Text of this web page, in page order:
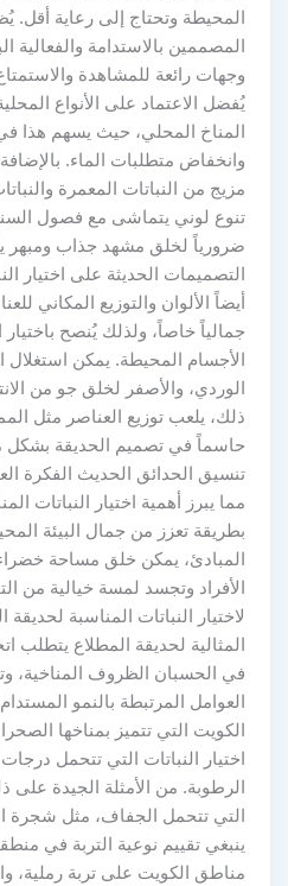
المحيطة وتحتاج إلى رعاية أقل.
المصممين بالاستدامة والفعالية
وجهات رائعة للمشاهدة
يُفضل الاعتماد على الأنواع
المناخ المحلي، حيث يسهم هذا
وانخفاض متطلبات الماء.
مزيج من النباتات المعمرة
تنوع لوني يتماشى مع فصول السنة
ضرورياً لخلق مشهد جذاب ومبهر
التصميمات الحديثة على اختيار
أيضاً الألوان والتوزيع المكاني
جمالياً خاصاً، ولذلك يُنصح باختيار
الأجسام المحيطة. يمكن استغلال
الوردي، والأصفر لخلق جو من
ذلك، يلعب توزيع العناصر مثل
حاسماً في تصميم الحديقة بشكل
تنسيق الحدائق الحديث الفكرة
مما يبرز أهمية اختيار النباتات
بطريقة تعزز من جمال البيئة
المبادئ، يمكن خلق مساحة خضراء
الأفراد وتجسد لمسة خيالية من
لاختيار النباتات المناسبة لحديقة
المثالية لحديقة المطلاع يتطلب
في الحسبان الظروف المناخية،
العوامل المرتبطة بالنمو
الكويت التي تتميز بمناخها
اختيار النباتات التي تتحمل درجات
الرطوبة. من الأمثلة الجيدة على
التي تتحمل الجفاف، مثل شجرة
ينبغي تقييم نوعية التربة في
مناطق الكويت على تربة رملية،